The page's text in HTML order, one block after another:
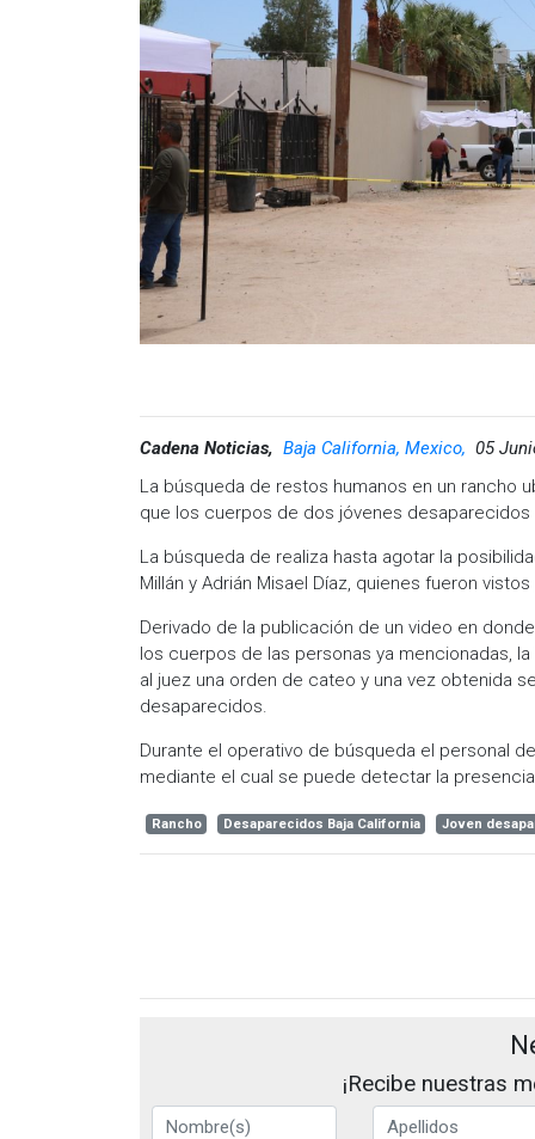
Cadena Noticias, Baja California, Mexico, 05
La búsqueda de restos humanos en un rancho
que los cuerpos de dos jóvenes
La búsqueda de realiza hasta agotar la
Millán y Adrián Misael Díaz, quienes fueron
Derivado de la publicación de un video en
los cuerpos de las personas ya mencionadas,
al juez una orden de cateo y una vez obtenida
desaparecidos.
Durante el operativo de búsqueda el personal
mediante el cual se puede detectar la
Rancho Desaparecidos Baja California Joven
¡Recibe nuestras